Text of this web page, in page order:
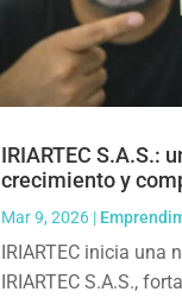
IRIARTEC S.A.S.:
crecimiento y
Mar 9, 2026|
IRIARTEC inicia una
IRIARTEC S.A.S.,